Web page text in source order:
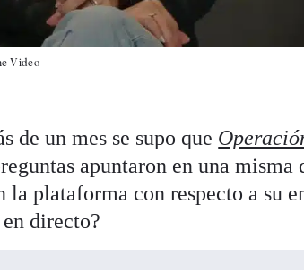
Video
de un mes se supo que
apuntaron en una misma
la plataforma con respecto a su
directo?